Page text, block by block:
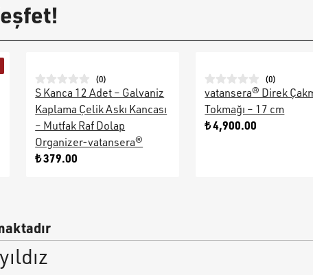
(0)
S Kanca 12 Adet – Galvaniz
Kaplama Çelik Askı Kancası
– Mutfak Raf Dolap
Organizer-vatansera®
₺ 379.00
(0)
vatansera® Direk
Tokmağı – 17 cm
₺ 4,900.00
yıldız